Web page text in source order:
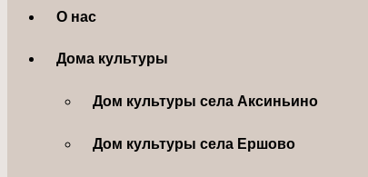
О нас
Дома культуры
Дом культуры села Аксиньино
Дом культуры села Ершово